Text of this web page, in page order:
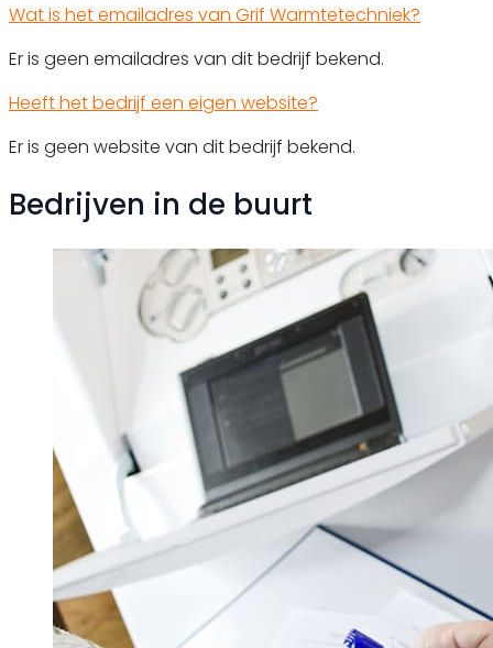
Wat is het emailadres van Grif Warmtetechniek?
Er is geen emailadres van dit bedrijf bekend.
Heeft het bedrijf een eigen website?
Er is geen website van dit bedrijf bekend.
Bedrijven in de buurt